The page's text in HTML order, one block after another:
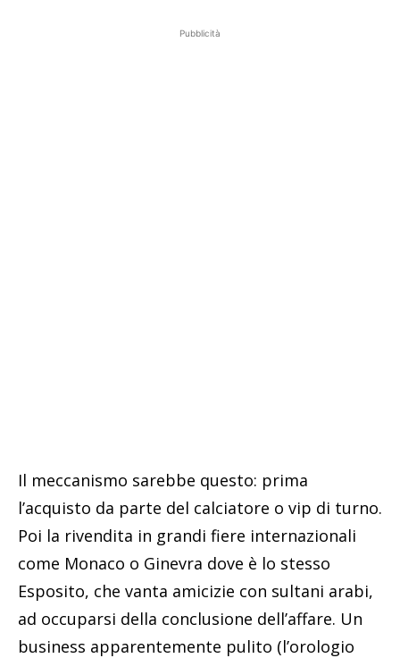
Pubblicità
Il meccanismo sarebbe questo: prima
l’acquisto da parte del calciatore o vip di turno.
Poi la rivendita in grandi fiere internazionali
come Monaco o Ginevra dove è lo stesso
Esposito, che vanta amicizie con sultani arabi,
ad occuparsi della conclusione dell’affare. Un
business apparentemente pulito (l’orologio